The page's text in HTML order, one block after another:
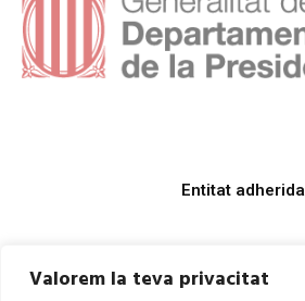
Valorem la teva privacitat
Entitat adherida